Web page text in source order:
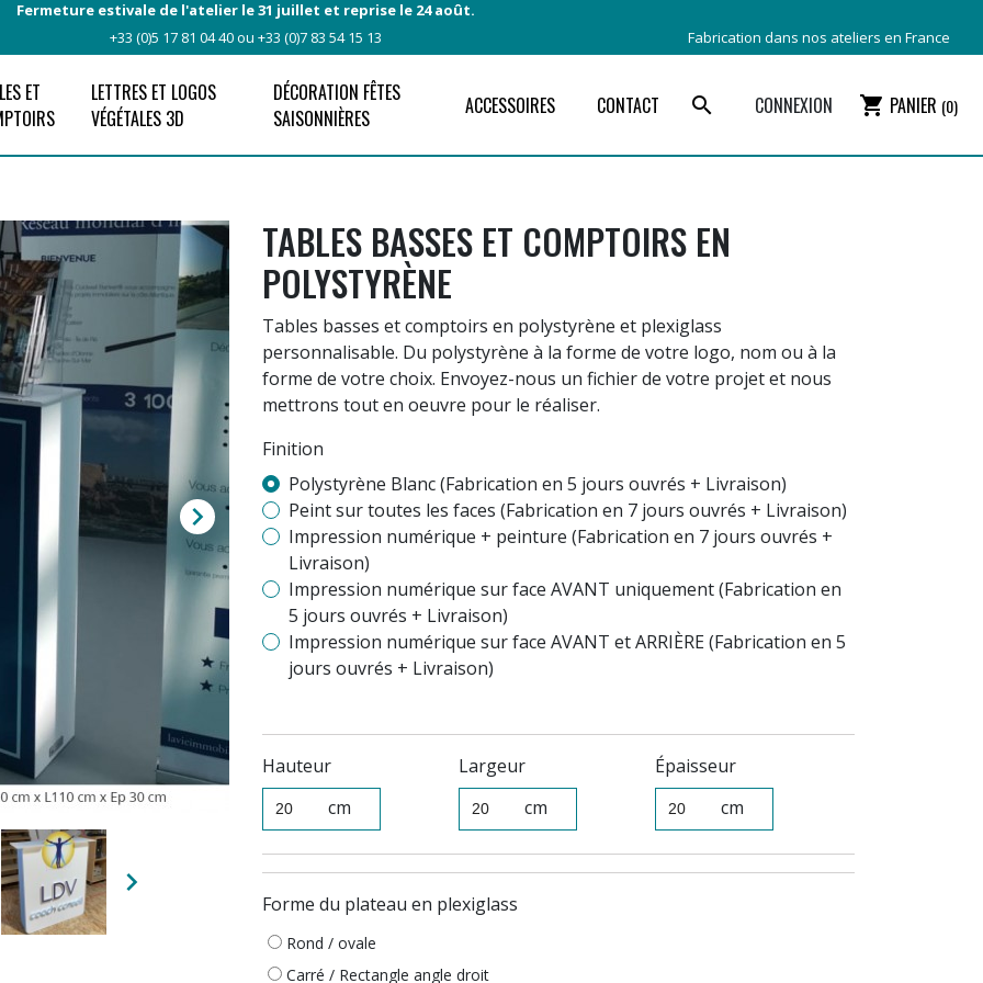
Fermeture estivale de l'atelier le 31 juillet et reprise le 24 août.
+33 (0)5 17 81 04 40 ou +33 (0)7 83 54 15 13
Fabrication dans nos ateliers en France
ET
LETTRES ET LOGOS
VÉGÉTALES 3D
DÉCORATION FÊTES
SAISONNIÈRES
ACCESSOIRES CONTACT search CONNEXION shopping_cart PANIER (0)


TABLES BASSES ET COMPTOIRS EN
POLYSTYRÈNE
Tables basses et comptoirs en polystyrène et plexiglass
personnalisable. Du polystyrène à la forme de votre logo, nom ou à la
forme de votre choix. Envoyez-nous un fichier de votre projet et nous
mettrons tout en oeuvre pour le réaliser.
Finition
Polystyrène Blanc (Fabrication en 5 jours ouvrés + Livraison)
Peint sur toutes les faces (Fabrication en 7 jours ouvrés + Livraison)
Impression numérique + peinture (Fabrication en 7 jours ouvrés +
Livraison)
Impression numérique sur face AVANT uniquement (Fabrication en
5 jours ouvrés + Livraison)
Impression numérique sur face AVANT et ARRIÈRE (Fabrication en 5
jours ouvrés + Livraison)
Hauteur
cm
Largeur
cm
Épaisseur
cm
Forme du plateau en plexiglass
Rond / ovale
Carré / Rectangle angle droit